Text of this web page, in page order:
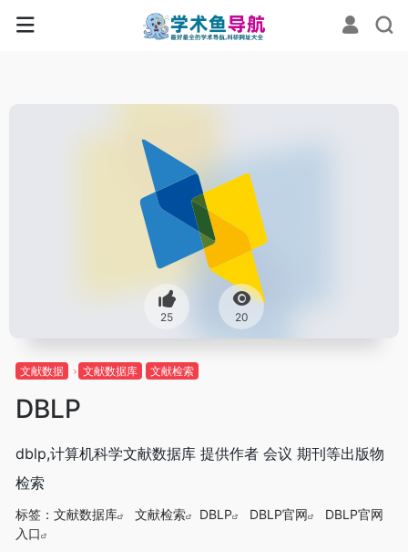
25 20
文献数据 文献数据库 文献检索
DBLP
dblp,计算机科学文献数据库 提供作者 会议 期刊等出版物
检索
标签： 文献数据库 文献检索 DBLP DBLP官网
DBLP官网
入口